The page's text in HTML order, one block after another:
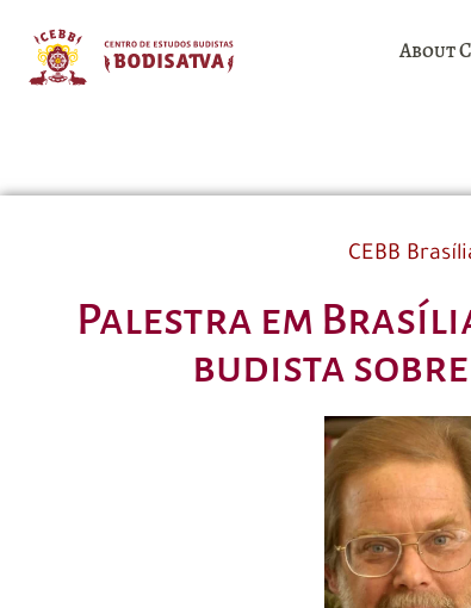
About
CEBB
Palestra em
budista